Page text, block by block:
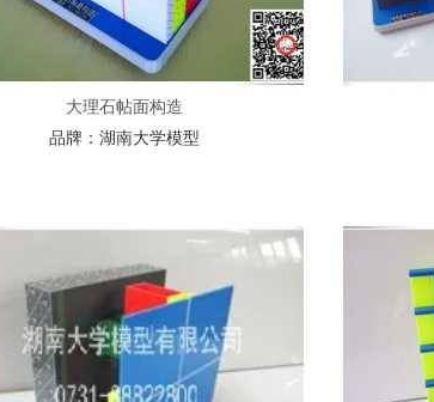
大理石帖面构造
品牌： 湖南大学模型